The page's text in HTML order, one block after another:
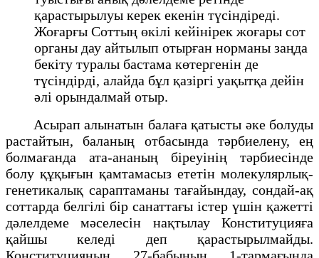
қарастырылуы керек екенін түсіндіреді.
Жоғарғы Соттың өкілі кейінірек жоғары сот
органы дау айтылып отырған норманы заңда
бекіту туралы бастама көтергенін де
түсіндірді, алайда бұл қазіргі уақытқа дейін
әлі орындалмай отыр.
Асырап алынатын балаға қатысты әке болуды
растайтын, баланың отбасында тәрбиелену, ең
болмағанда ата-ананың біреуінің тәрбиесінде
болу құқығын қамтамасыз ететін молекулярлық-
генетикалық сараптаманы тағайындау, сондай-ақ
соттарда белгілі бір санаттағы істер үшін қажетті
дәлелдеме мәселесін нақтылау Конституцияға
қайшы келеді деп қарастырылмайды.